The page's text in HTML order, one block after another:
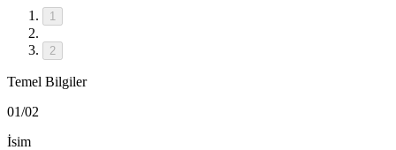
1
2
Temel Bilgiler
01/02
İsim